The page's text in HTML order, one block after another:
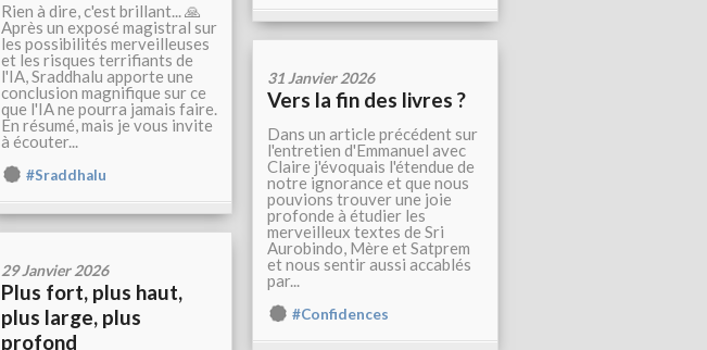
Rien à dire, c'est brillant... 🙏
Après un exposé magistral sur
les possibilités merveilleuses
et les risques terrifiants de
l'IA, Sraddhalu apporte une
conclusion magnifique sur ce
que l'IA ne pourra jamais faire.
En résumé, mais je vous invite
à écouter...
#Sraddhalu
31 Janvier 2026
Vers la fin des livres ?
Dans un article précédent sur
l'entretien d'Emmanuel avec
Claire j'évoquais l'étendue de
notre ignorance et que nous
pouvions trouver une joie
profonde à étudier les
merveilleux textes de Sri
Aurobindo, Mère et Satprem
et nous sentir aussi accablés
par...
#Confidences
29 Janvier 2026
Plus fort, plus haut,
plus large, plus
profond